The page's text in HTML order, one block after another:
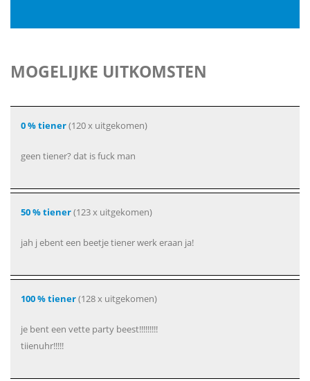
MOGELIJKE UITKOMSTEN
0 % tiener(120 x uitgekomen)
geen tiener? dat is fuck man
50 % tiener(123 x uitgekomen)
jah j ebent een beetje tiener werk eraan ja!
100 % tiener(128 x uitgekomen)
je bent een vette party beest!!!!!!!!!
tiienuhr!!!!!